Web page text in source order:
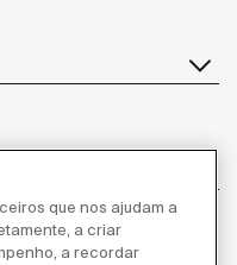
que nos ajudam a
a criar
a recordar